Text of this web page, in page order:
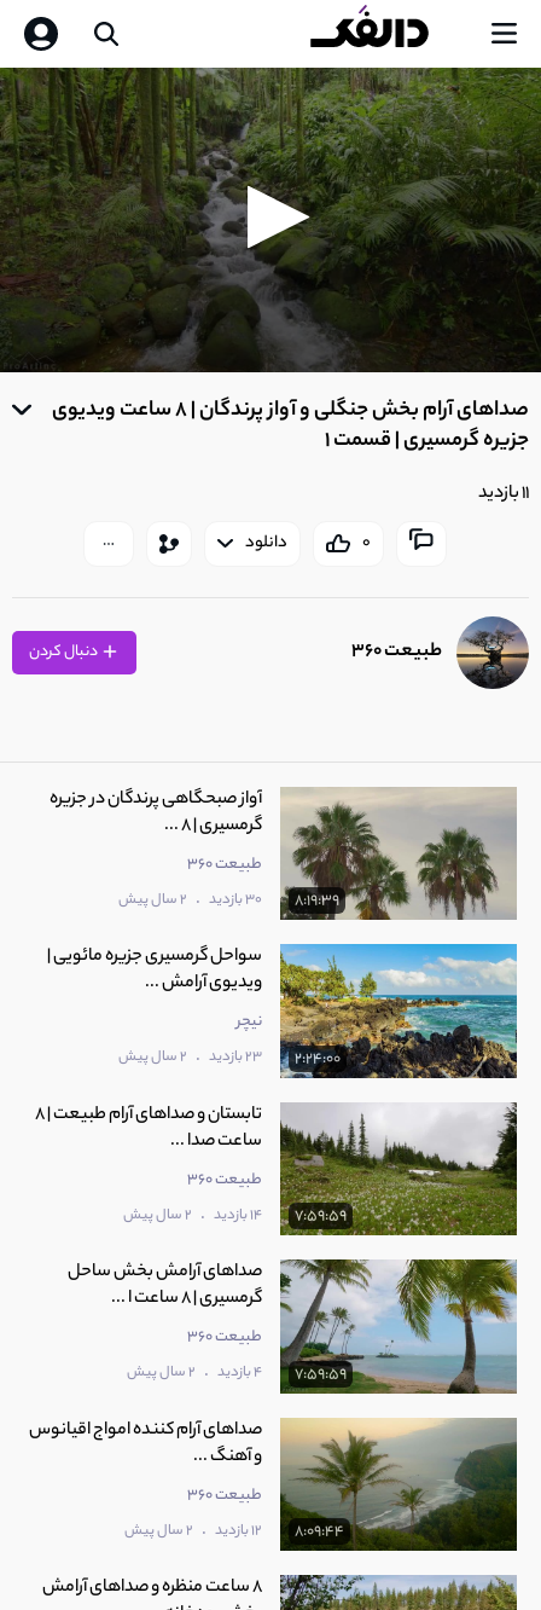
0
of
صداهای آرام بخش جنگلی و آواز پرندگان | 8 ساعت ویدیوی
جزیره گرمسیری | قسمت 1
11 بازدید
0 دانلود
طبیعت 360
8:19:39
آواز صبحگاهی پرندگان در جزیره
گرمسیری | 8 ...
طبیعت 360
30 بازدید . 2 سال پیش
2:24:00
سواحل گرمسیری جزیره مائویی |
ویدیوی آرامش ...
نیچر
23 بازدید . 2 سال پیش
7:59:59
تابستان و صداهای آرام طبیعت | 8
ساعت صدا ...
طبیعت 360
14 بازدید . 2 سال پیش
7:59:59
صداهای آرامش بخش ساحل
گرمسیری | 8 ساعت ا ...
طبیعت 360
4 بازدید . 2 سال پیش
8:09:44
صداهای آرام‌ کننده امواج اقیانوس
و آهنگ‌ ...
طبیعت 360
12 بازدید . 2 سال پیش
8 ساعت منظره و صداهای آرامش